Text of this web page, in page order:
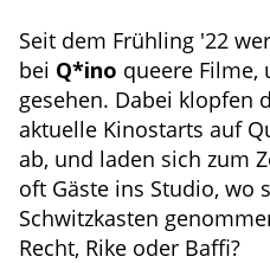
Seit dem Frühling '22
bei Q*ino queere Filme,
gesehen. Dabei klopfen
aktuelle Kinostarts auf
ab, und laden sich zum
oft Gäste ins Studio, wo
Schwitzkasten
Recht, Rike oder Baffi?